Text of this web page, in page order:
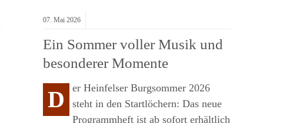
07. Mai 2026
Ein Sommer voller Musik und
besonderer Momente
D
er Heinfelser Burgsommer 2026
steht in den Startlöchern: Das neue
Programmheft ist ab sofort erhältlich